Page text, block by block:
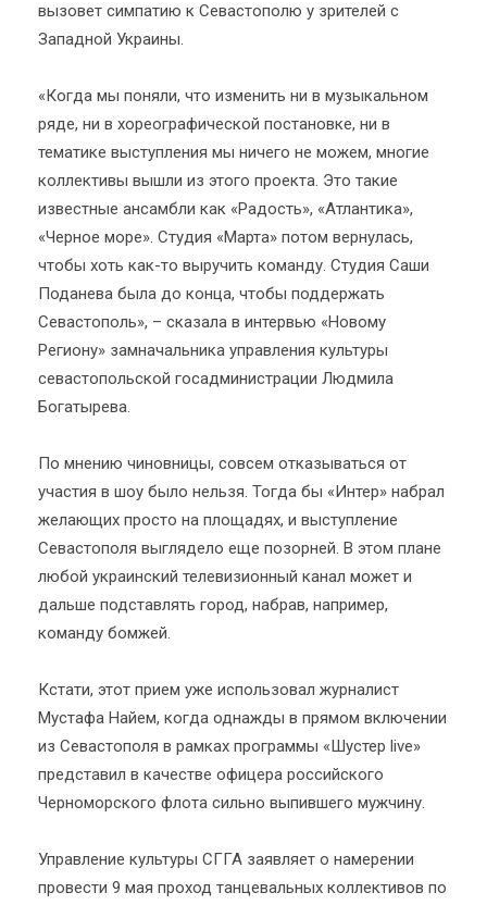
вызовет симпатию к Севастополю у зрителей с
Западной Украины.
«Когда мы поняли, что изменить ни в музыкальном
ряде, ни в хореографической постановке, ни в
тематике выступления мы ничего не можем, многие
коллективы вышли из этого проекта. Это такие
известные ансамбли как «Радость», «Атлантика»,
«Черное море». Студия «Марта» потом вернулась,
чтобы хоть как-то выручить команду. Студия Саши
Поданева была до конца, чтобы поддержать
Севастополь», – сказала в интервью «Новому
Региону» замначальника управления культуры
севастопольской госадминистрации Людмила
Богатырева.
По мнению чиновницы, совсем отказываться от
участия в шоу было нельзя. Тогда бы «Интер» набрал
желающих просто на площадях, и выступление
Севастополя выглядело еще позорней. В этом плане
любой украинский телевизионный канал может и
дальше подставлять город, набрав, например,
команду бомжей.
Кстати, этот прием уже использовал журналист
Мустафа Найем, когда однажды в прямом включении
из Севастополя в рамках программы «Шустер live»
представил в качестве офицера российского
Черноморского флота сильно выпившего мужчину.
Управление культуры СГГА заявляет о намерении
провести 9 мая проход танцевальных коллективов по